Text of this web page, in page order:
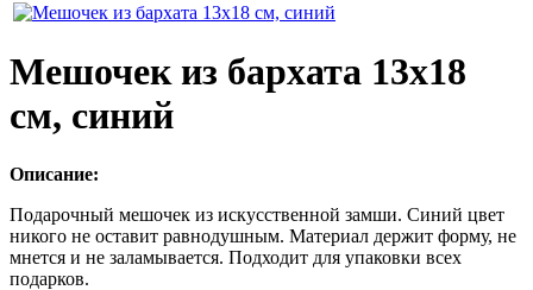
Мешочек из бархата 13х18
см, синий
Описание:
Подарочный мешочек из искусственной замши. Синий цвет
никого не оставит равнодушным. Материал держит форму, не
мнется и не заламывается. Подходит для упаковки всех
подарков.